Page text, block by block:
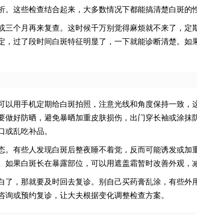
这些检查结合起来，大多数情况下都能搞清楚白斑的
个月再来复查。这时候千万别觉得麻烦就不来了，定
过了段时间白斑特征明显了，一下就能诊断清楚。如
用手机定期给白斑拍照，注意光线和角度保持一致，
好防晒，避免暴晒加重皮肤损伤，出门穿长袖或涂抹
乱吃补品。
有些人发现白斑后整夜睡不着觉，反而可能诱发或加
果白斑长在暴露部位，可以用遮盖霜暂时改善外观，
，那就要及时回去复诊。别自己买药膏乱涂，有些外
或预约复诊，让大夫根据变化调整检查方案。